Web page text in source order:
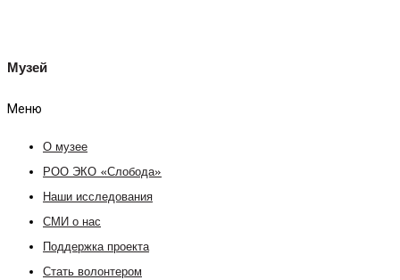
Музей
Меню
О музее
РОО ЭКО «Слобода»
Наши исследования
СМИ о нас
Поддержка проекта
Стать волонтером